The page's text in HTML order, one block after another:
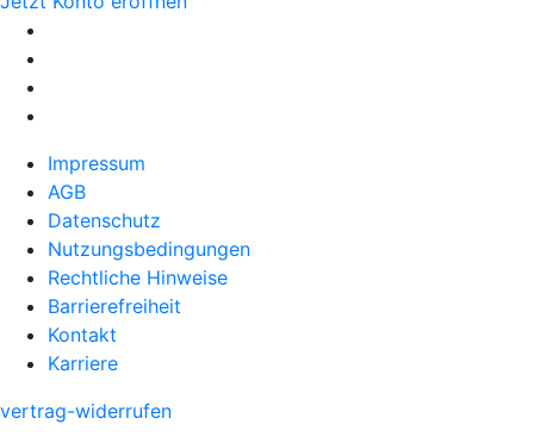
Impressum
AGB
Datenschutz
Nutzungsbedingungen
Rechtliche Hinweise
Barrierefreiheit
Kontakt
Karriere
vertrag-widerrufen